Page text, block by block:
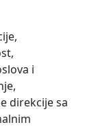
i
direkcije sa